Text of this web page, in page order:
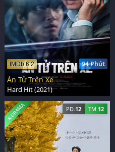
94 Phút
IMDb 6.2
Án Tử Trên Xe
Hard Hit (2021)
PD.12 TM.12
K-DRAMA